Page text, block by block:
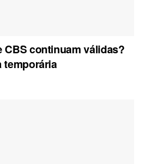
CBS continuam válidas?
temporária